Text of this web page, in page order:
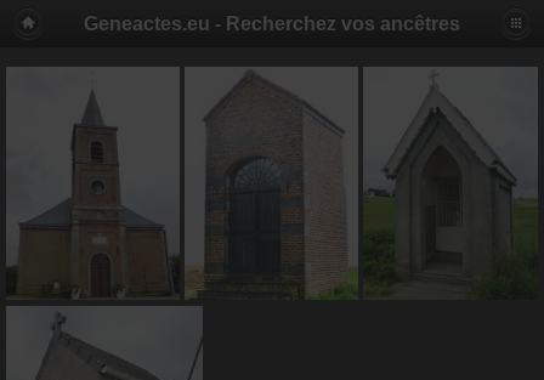
Geneactes.eu - Recherchez vos ancêtres